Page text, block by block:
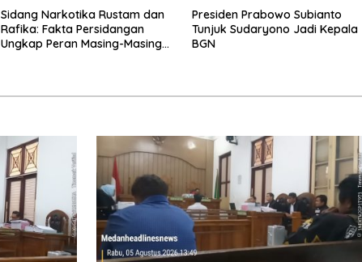
Sidang Narkotika Rustam dan
Rafika: Fakta Persidangan
Ungkap Peran Masing-Masing
Presiden Prabowo Subianto
Tunjuk Sudaryono Jadi Kepala
BGN